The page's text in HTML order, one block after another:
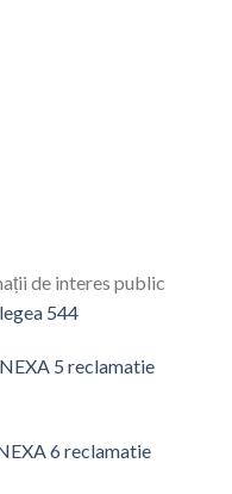
de interes public
544
5 reclamatie
6 reclamatie